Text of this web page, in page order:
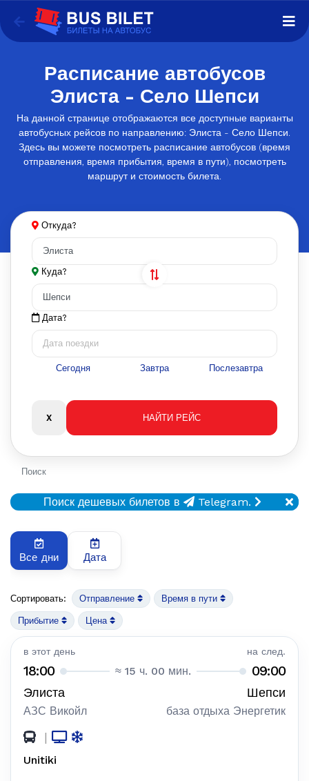
Расписание автобусов
Элиста - Село Шепси
На данной странице отображаются все доступные варианты
автобусных рейсов по направлению: Элиста - Село Шепси.
Здесь вы можете посмотреть расписание автобусов (время
отправления, время прибытия, время в пути), посмотреть
маршрут и стоимость билета.
Откуда?
Куда?
Дата?
Сегодня Завтра Послезавтра
Поиск
Поиск дешевых билетов в Telegram.
Все дни Дата
Сортировать: Отправление Время в пути
Прибытие Цена
в этот день на след.
18:00 ≈ 15 ч. 00 мин. 09:00
Элиста Шепси
АЗС Викойл база отдыха Энергетик
|
Unitiki